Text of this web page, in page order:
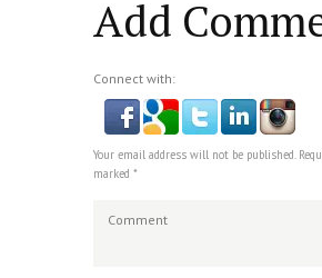
Add
Connect with:
Your email address will not be published.
marked *